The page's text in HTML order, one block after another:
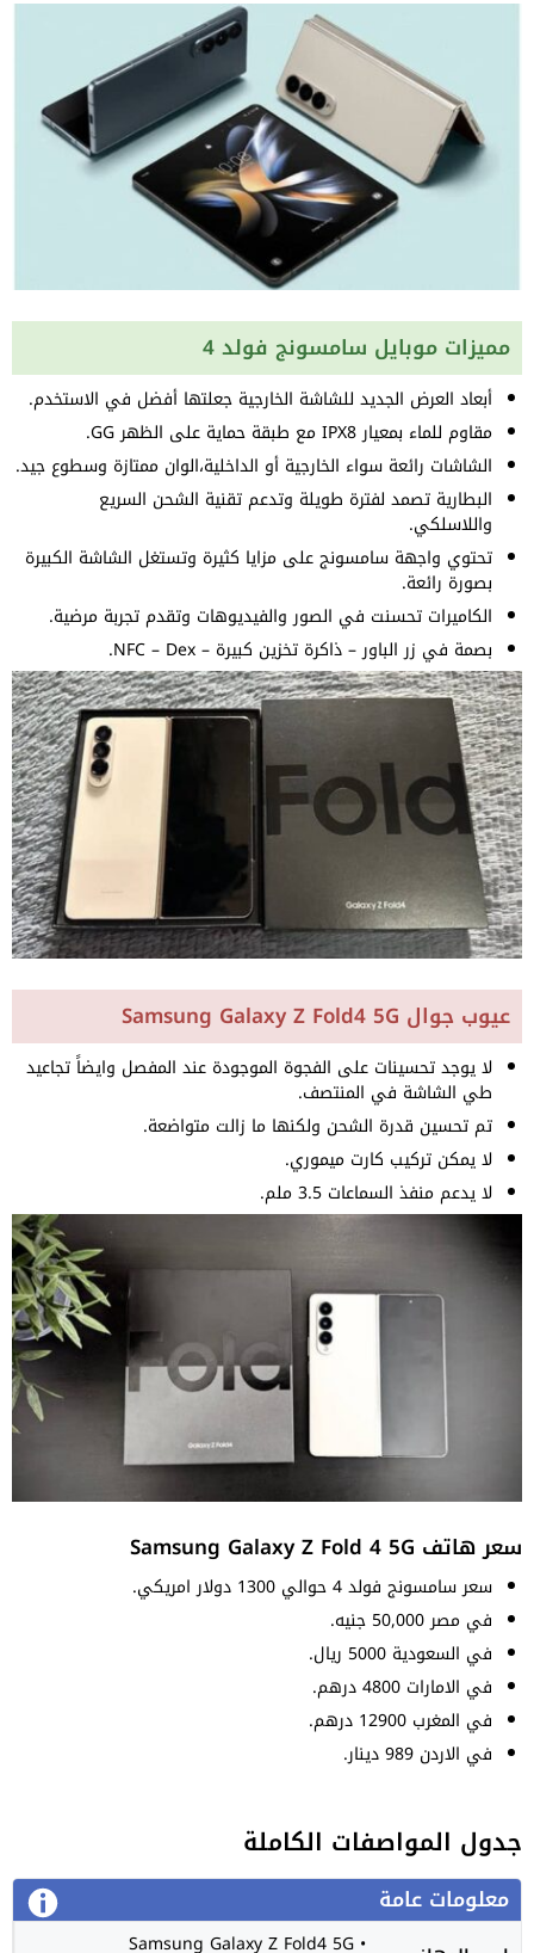
مميزات موبايل سامسونج فولد 4
أبعاد العرض الجديد للشاشة الخارجية جعلتها أفضل في الاستخدم.
مقاوم للماء بمعيار IPX8 مع طبقة حماية على الظهر GG.
الشاشات رائعة سواء الخارجية أو الداخلية،الوان ممتازة وسطوع جيد.
البطارية تصمد لفترة طويلة وتدعم تقنية الشحن السريع
واللاسلكي.
تحتوي واجهة سامسونج على مزايا كثيرة وتستغل الشاشة الكبيرة
بصورة رائعة.
الكاميرات تحسنت في الصور والفيديوهات وتقدم تجربة مرضية.
بصمة في زر الباور – ذاكرة تخزين كبيرة – NFC – Dex.
عيوب جوال Samsung Galaxy Z Fold4 5G
لا يوجد تحسينات على الفجوة الموجودة عند المفصل وايضاً تجاعيد
طي الشاشة في المنتصف.
تم تحسين قدرة الشحن ولكنها ما زالت متواضعة.
لا يمكن تركيب كارت ميموري.
لا يدعم منفذ السماعات 3.5 ملم.
سعر هاتف Samsung Galaxy Z Fold 4 5G
سعر سامسونج فولد 4 حوالي 1300 دولار امريكي.
في مصر 50,000 جنيه.
في السعودية 5000 ريال.
في الامارات 4800 درهم.
في المغرب 12900 درهم.
في الاردن 989 دينار.
جدول المواصفات الكاملة
معلومات عامة
• Samsung Galaxy Z Fold4 5G